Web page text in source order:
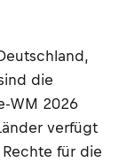
die
WM 2026
verfügt
für die